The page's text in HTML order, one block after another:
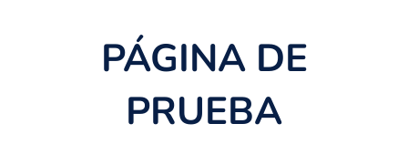
PÁGINA DE
PRUEBA